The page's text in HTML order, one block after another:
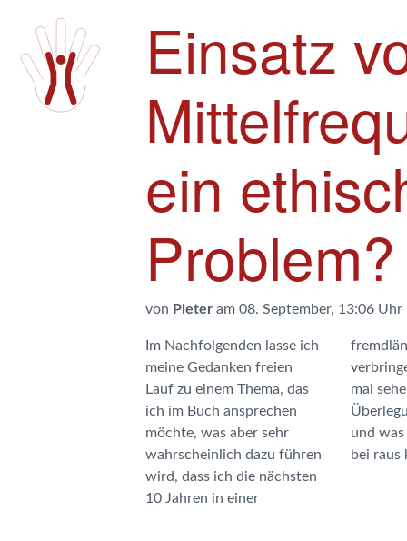
Einsatz
ein
Problem?
von Pieter am 08. September, 13:06 Uhr
Im Nachfolgenden lasse ich
meine Gedanken freien
Lauf zu einem Thema, das
ich im Buch ansprechen
möchte, was aber sehr
wahrscheinlich dazu führen
wird, dass ich die nächsten
10 Jahren in einer
fremdländischen Botschaft
verbringen muss. Ich muss
mal sehen wo diese
Überlegungen hinführen
und was dann schließlich
bei raus